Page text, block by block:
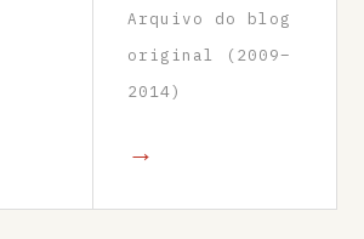
Arquivo do blog
original (2009–
2014)
→